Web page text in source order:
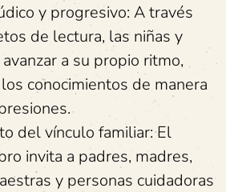
y progresivo: A través
de lectura, las niñas y
a su propio ritmo,
conocimientos de manera
del vínculo familiar: El
invita a padres, madres,
y personas cuidadoras